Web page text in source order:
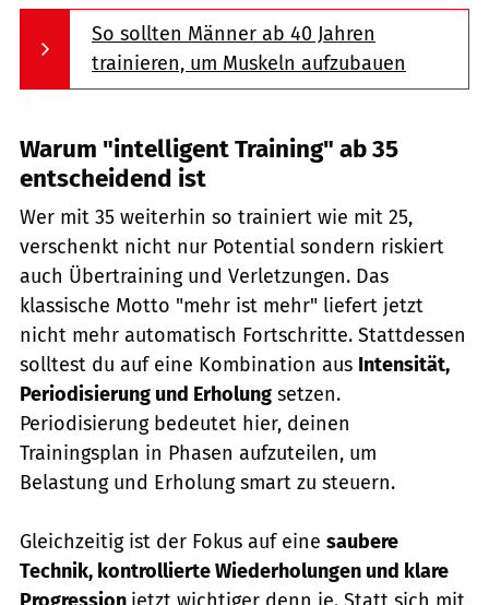
So sollten Männer ab 40 Jahren
trainieren, um Muskeln aufzubauen
Warum "intelligent Training" ab 35
entscheidend ist
Wer mit 35 weiterhin so trainiert wie mit 25,
verschenkt nicht nur Potential sondern riskiert
auch Übertraining und Verletzungen. Das
klassische Motto "mehr ist mehr" liefert jetzt
nicht mehr automatisch Fortschritte. Stattdessen
solltest du auf eine Kombination aus Intensität,
Periodisierung und Erholung setzen.
Periodisierung bedeutet hier, deinen
Trainingsplan in Phasen aufzuteilen, um
Belastung und Erholung smart zu steuern.
Gleichzeitig ist der Fokus auf eine saubere
Technik, kontrollierte Wiederholungen und klare